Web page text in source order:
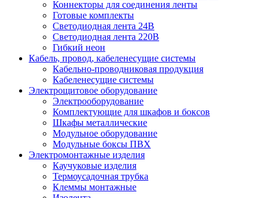
Коннекторы для соединения ленты
Готовые комплекты
Светодиодная лента 24В
Светодиодная лента 220В
Гибкий неон
Кабель, провод, кабеленесущие системы
Кабельно-проводниковая продукция
Кабеленесущие системы
Электрощитовое оборудование
Электрооборудование
Комплектующие для шкафов и боксов
Шкафы металлические
Модульное оборудование
Модульные боксы ПВХ
Электромонтажные изделия
Каучуковые изделия
Термоусадочная трубка
Клеммы монтажные